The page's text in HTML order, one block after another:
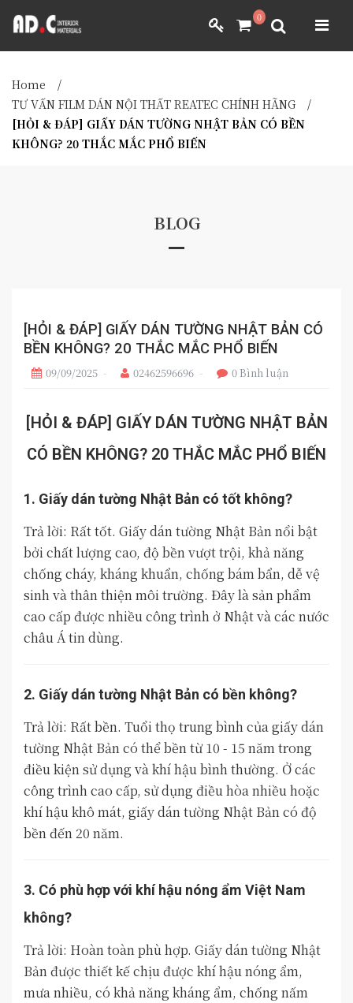
0
ADC INTERIOR
GIẤY DÁN TƯỜNG NHẬT BẢN
FILM DÁN NỘI THẤT
YÊU CẦU BÁO GIÁ
Home
/
TƯ VẤN FILM DÁN NỘI THẤT REATEC CHÍNH HÃNG
/
[HỎI & ĐÁP] GIẤY DÁN TƯỜNG NHẬT BẢN CÓ BỀN
KHÔNG? 20 THẮC MẮC PHỔ BIẾN
BLOG
[HỎI & ĐÁP] GIẤY DÁN TƯỜNG NHẬT BẢN CÓ
BỀN KHÔNG? 20 THẮC MẮC PHỔ BIẾN
09/09/2025 02462596696 0 Bình luận
[HỎI & ĐÁP] GIẤY DÁN TƯỜNG NHẬT BẢN
CÓ BỀN KHÔNG? 20 THẮC MẮC PHỔ BIẾN
1. Giấy dán tường Nhật Bản có tốt không?
Trả lời: Rất tốt. Giấy dán tường Nhật Bản nổi bật
bởi chất lượng cao, độ bền vượt trội, khả năng
chống cháy, kháng khuẩn, chống bám bẩn, dễ vệ
sinh và thân thiện môi trường. Đây là sản phẩm
cao cấp được nhiều công trình ở Nhật và các nước
châu Á tin dùng.
2. Giấy dán tường Nhật Bản có bền không?
Trả lời: Rất bền. Tuổi thọ trung bình của giấy dán
tường Nhật Bản có thể bền từ 10 - 15 năm trong
điều kiện sử dụng và khí hậu bình thường. Ở các
công trình cao cấp, sử dụng điều hòa nhiều hoặc
khí hậu khô mát, giấy dán tường Nhật Bản có độ
bền đến 20 năm.
3. Có phù hợp với khí hậu nóng ẩm Việt Nam
không?
Trả lời: Hoàn toàn phù hợp. Giấy dán tường Nhật
Bản được thiết kế chịu được khí hậu nóng ẩm,
mưa nhiều, có khả năng kháng ẩm, chống nấm